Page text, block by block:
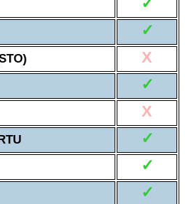
✓
X
✓
X
✓
✓
✓